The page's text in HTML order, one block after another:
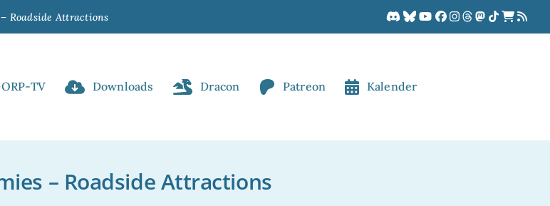
Roadside Attractions
TV Downloads Dracon Patreon Kalender
– Roadside Attractions